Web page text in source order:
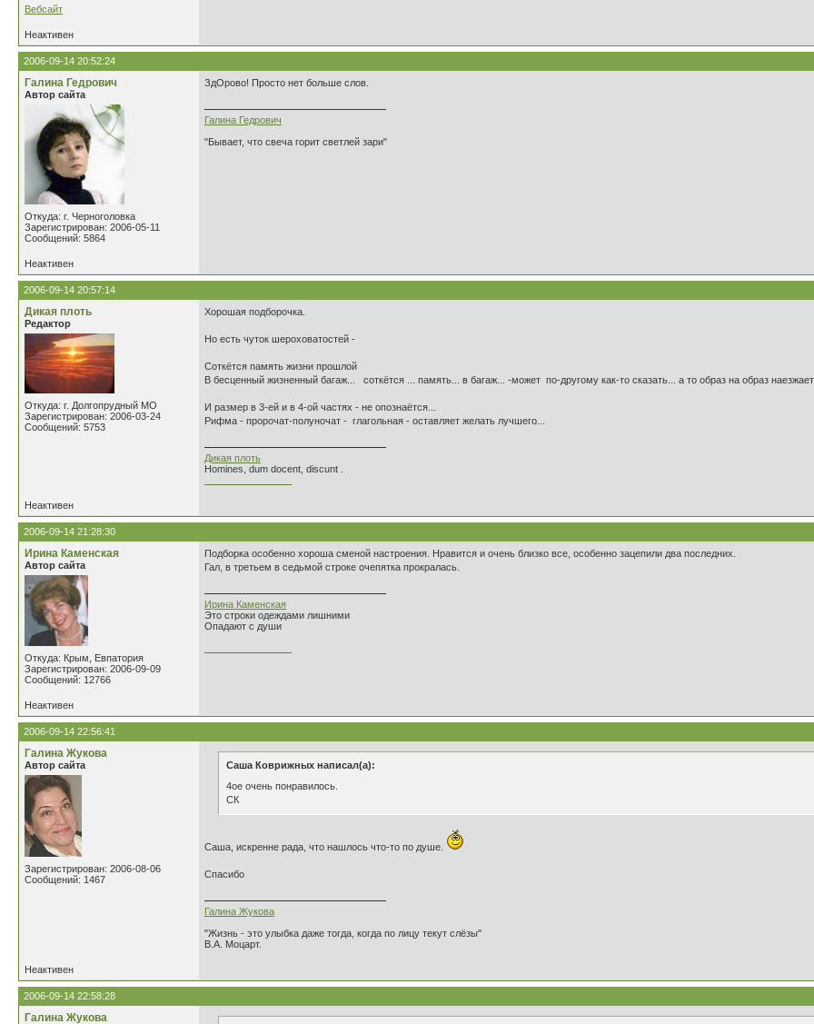
Вебсайт
Неактивен
2006-09-14 20:52:24
Галина Гедрович
Автор сайта
Откуда: г. Черноголовка
Зарегистрирован: 2006-05-11
Сообщений: 5864
ЗдОрово! Просто нет больше слов.
Галина Гедрович
"Бывает, что свеча горит светлей зари"
Неактивен
2006-09-14 20:57:14
Дикая плоть
Редактор
Откуда: г. Долгопрудный МО
Зарегистрирован: 2006-03-24
Сообщений: 5753
Хорошая подборочка.
Но есть чуток шероховатостей -
Соткётся память жизни прошлой
В бесценный жизненный багаж... соткётся ... память... в багаж... -может по-другому как-то сказать... а то образ на образ
И размер в 3-ей и в 4-ой частях - не опознаётся...
Рифма - пророчат-полуночат - глагольная - оставляет желать лучшего...
Дикая плоть
Homines, dum docent, discunt .
Неактивен
2006-09-14 21:28:30
Ирина Каменская
Автор сайта
Откуда: Крым, Евпатория
Зарегистрирован: 2006-09-09
Сообщений: 12766
Подборка особенно хороша сменой настроения. Нравится и очень близко все, особенно зацепили два последних.
Гал, в третьем в седьмой строке очепятка прокралась.
Ирина Каменская
Это строки одеждами лишними
Опадают с души
Неактивен
2006-09-14 22:56:41
Галина Жукова
Автор сайта
Зарегистрирован: 2006-08-06
Сообщений: 1467
Саша Коврижных написал(а):
4ое очень понравилось.
СК
Саша, искренне рада, что нашлось что-то по душе.
Спасибо
Галина Жукова
"Жизнь - это улыбка даже тогда, когда по лицу текут слёзы"
В.А. Моцарт.
Неактивен
2006-09-14 22:58:28
Галина Жукова